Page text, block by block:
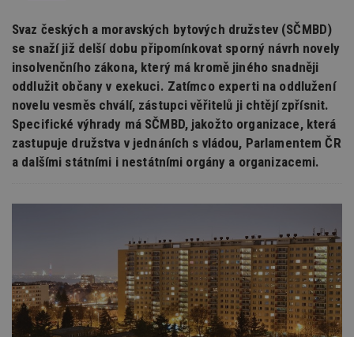
Svaz českých a moravských bytových družstev (SČMBD)
se snaží již delší dobu připomínkovat sporný návrh novely
insolvenčního zákona, který má kromě jiného snadněji
oddlužit občany v exekuci. Zatímco experti na oddlužení
novelu vesměs chválí, zástupci věřitelů ji chtějí zpřísnit.
Specifické výhrady má SČMBD, jakožto organizace, která
zastupuje družstva v jednáních s vládou, Parlamentem ČR
a dalšími státními i nestátními orgány a organizacemi.